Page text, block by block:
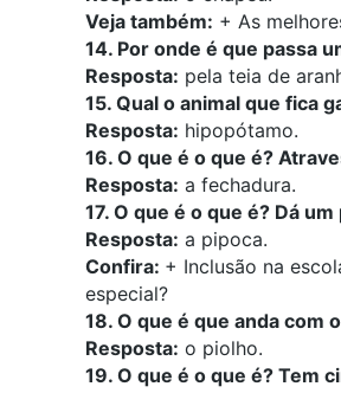
Veja também: + As
14. Por onde é que passa
Resposta: pela teia de
15. Qual o animal que fica
Resposta: hipopótamo.
16. O que é o que é?
Resposta: a fechadura.
17. O que é o que é? Dá
Resposta: a pipoca.
Confira: + Inclusão na
especial?
18. O que é que anda com
Resposta: o piolho.
19. O que é o que é? Tem